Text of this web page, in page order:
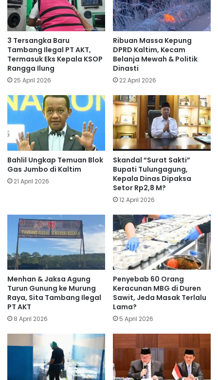
3 Tersangka Baru
Tambang Ilegal PT AKT,
Termasuk Eks Kepala KSOP
Rangga Ilung
25 April 2026
Ribuan Massa Kepung
DPRD Kaltim, Kecam
Belanja Mewah & Politik
Dinasti
22 April 2026
Bahlil Ungkap Temuan Blok
Gas Jumbo di Kaltim
21 April 2026
Skandal “Surat Sakti”
Bupati Tulungagung,
Kepala Dinas Dipaksa
Setor Rp2,8 M?
12 April 2026
Menhan & Jaksa Agung
Turun Gunung ke Murung
Raya, Sita Tambang Ilegal
PT AKT
8 April 2026
Penyebab 60 Orang
Keracunan MBG di Duren
Sawit, Jeda Masak Terlalu
Lama?
5 April 2026